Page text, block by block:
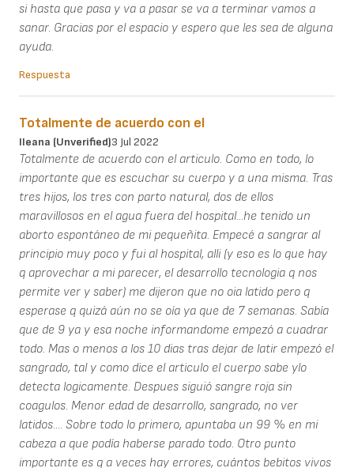
si hasta que pasa y va a pasar se va a terminar vamos a
sanar. Gracias por el espacio y espero que les sea de alguna
ayuda.
Respuesta
Totalmente de acuerdo con el
Ileana (unverified)3 Jul 2022
Totalmente de acuerdo con el articulo. Como en todo, lo
importante que es escuchar su cuerpo y a una misma. Tras
tres hijos, los tres con parto natural, dos de ellos
maravillosos en el agua fuera del hospital...he tenido un
aborto espontáneo de mi pequeñita. Empecé a sangrar al
principio muy poco y fui al hospital, alli (y eso es lo que hay
q aprovechar a mi parecer, el desarrollo tecnologia q nos
permite ver y saber) me dijeron que no oia latido pero q
esperase q quizá aún no se oía ya que de 7 semanas. Sabía
que de 9 ya y esa noche informandome empezó a cuadrar
todo. Mas o menos a los 10 dias tras dejar de latir empezó el
sangrado, tal y como dice el articulo el cuerpo sabe ylo
detecta logicamente. Despues siguió sangre roja sin
coagulos. Menor edad de desarrollo, sangrado, no ver
latidos.... Sobre todo lo primero, apuntaba un 99 % en mi
cabeza a que podía haberse parado todo. Otro punto
importante es q a veces hay errores, cuántos bebitos vivos